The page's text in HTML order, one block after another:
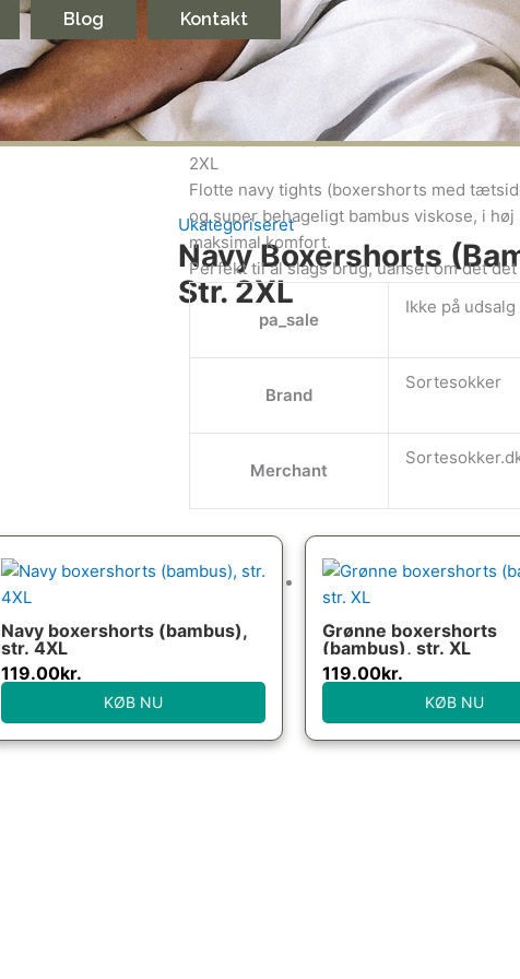
Blog Kontakt
Ukategoriseret
Navy Boxershorts
Str. 2XL
Yderligere information
Virkelig bløde og lækre bambus
2XL
Flotte navy tights (boxershorts med
og super behageligt bambus viskose, i høj
maksimal komfort.
Perfekt til al slags brug, uanset om det
pa_sale
Ikke på udsalg
Brand
Sortesokker
Merchant
Navy boxershorts (bambus),
str. 4XL
119.00kr.
KØB NU
Grønne boxershorts
(bambus), str. XL
119.00kr.
KØB NU